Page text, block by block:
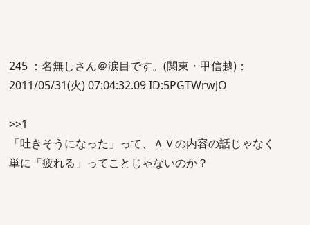
245 ：名無しさん＠涙目です。(関東・甲信越)：
2011/05/31(火) 07:04:32.09 ID:5PGTWrwJO
>>1
「吐きそうになった」って、ＡＶの内容の話じゃなく
単に「疲れる」ってことじゃないのか？